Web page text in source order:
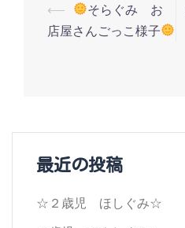
投
稿
ー
ョ
⟵
そらぐみ お
店屋さんごっこ様子
最近の投稿
☆２歳児 ほしぐみ☆